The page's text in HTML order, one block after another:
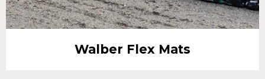
Walber Flex Mats